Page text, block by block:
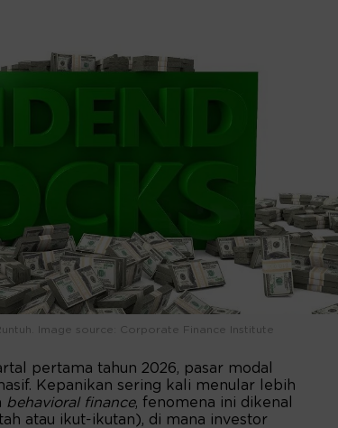
Image source: Corporate Finance Institute
pertama tahun 2026, pasar modal
Kepanikan sering kali menular lebih
behavioral finance, fenomena ini dikenal
atau ikut-ikutan), di mana investor